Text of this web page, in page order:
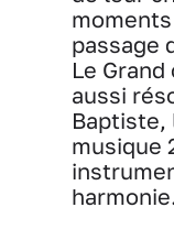
passage
Le
aussi
Baptiste,
musique